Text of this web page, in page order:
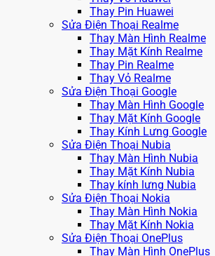
Thay Pin Huawei
Sửa Điện Thoại Realme
Thay Màn Hình Realme
Thay Mặt Kính Realme
Thay Pin Realme
Thay Vỏ Realme
Sửa Điện Thoại Google
Thay Màn Hình Google
Thay Mặt Kính Google
Thay Kính Lưng Google
Sửa Điện Thoại Nubia
Thay Màn Hình Nubia
Thay Mặt Kính Nubia
Thay kính lưng Nubia
Sửa Điện Thoại Nokia
Thay Màn Hình Nokia
Thay Mặt Kính Nokia
Sửa Điện Thoại OnePlus
Thay Màn Hình OnePlus